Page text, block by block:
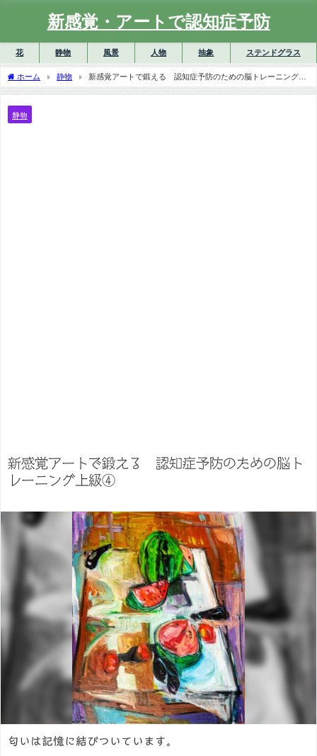
新感覚・アートで認知症予防
花 静物 風景 人物 抽象 ステンドグラス
ホーム 静物
新感覚アートで鍛える 認知症予防のための脳トレーニング上
級④
静物
新感覚アートで鍛える 認知症予防のための脳ト
レーニング上級④
匂いは記憶に結びついています。